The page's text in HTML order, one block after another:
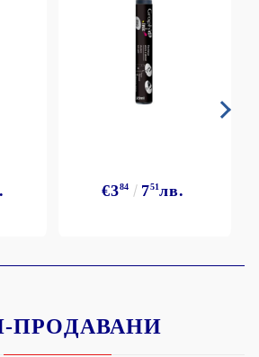
€384 751лв.
ПРОДАВАНИ